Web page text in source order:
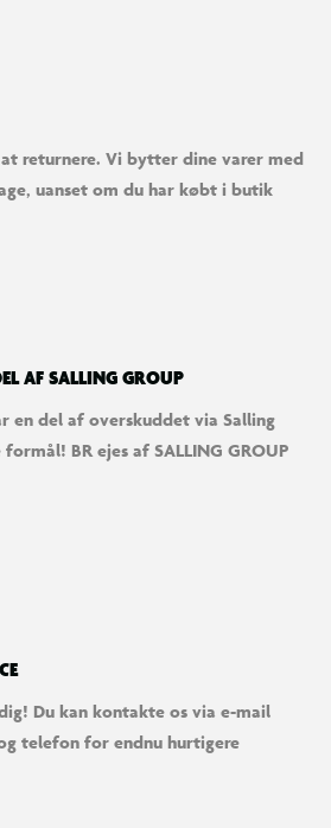
returnere. Vi bytter dine varer med
uanset om du har købt i butik
AF SALLING GROUP
en del af overskuddet via Salling
BR ejes af SALLING GROUP
Du kan kontakte os via e-mail
telefon for endnu hurtigere